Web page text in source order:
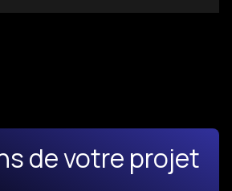
de votre projet